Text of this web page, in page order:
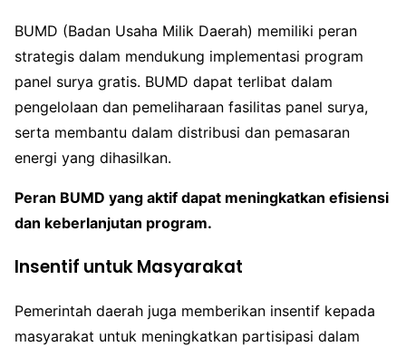
BUMD (Badan Usaha Milik Daerah) memiliki peran
strategis dalam mendukung implementasi program
panel surya gratis. BUMD dapat terlibat dalam
pengelolaan dan pemeliharaan fasilitas panel surya,
serta membantu dalam distribusi dan pemasaran
energi yang dihasilkan.
Peran BUMD yang aktif dapat meningkatkan efisiensi
dan keberlanjutan program.
Insentif untuk Masyarakat
Pemerintah daerah juga memberikan insentif kepada
masyarakat untuk meningkatkan partisipasi dalam